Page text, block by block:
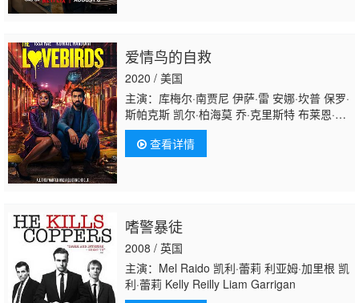
爱情鸟的自救
2020 / 美国
主演：库梅尔·南贾尼 伊萨·雷 安娜·坎普 保罗·
斯帕克斯 凯尔·柏海莫 乔·克里斯特 布莱恩·克
恩 莫西斯·斯托姆 贾伦·米切尔 T·C·马特恩 格
拉伦·布莱恩特·班克斯 尼古拉斯·帕森斯 安东
尼·迈克尔·弗雷德里克 韦米蒂娅·埃拉恩 莱斯
查看详情
嗜警暴徒
2008 / 英国
主演：Mel Raido 凯利·蕾莉 利亚姆·加里根 凯
利·蕾莉 Kelly Reilly Liam Garrigan